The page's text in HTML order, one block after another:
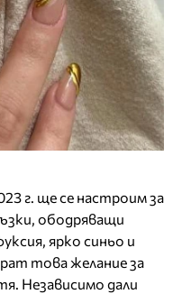
г. ще се настроим за
ободряващи
ярко синьо и
това желание за
Независимо дали